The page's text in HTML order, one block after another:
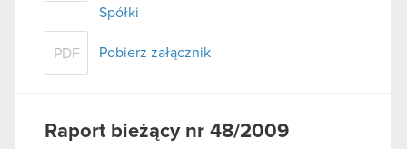
Spółki
PDF Pobierz załącznik
Raport bieżący nr 48/2009